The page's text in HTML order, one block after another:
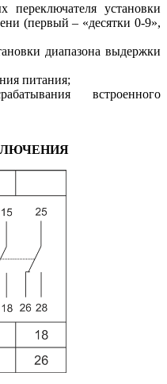
установки
(первый – «десятки 0-9»,
диапазона выдержки
питания;
встроенного